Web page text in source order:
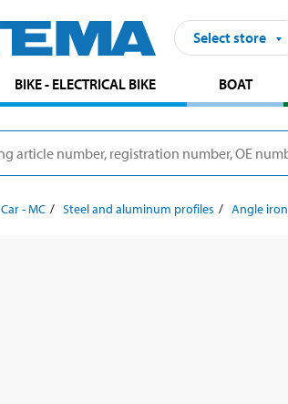
Select store
BIKE - ELECTRICAL BIKE BOAT
Car - MC Steel and aluminum profiles Angle iron